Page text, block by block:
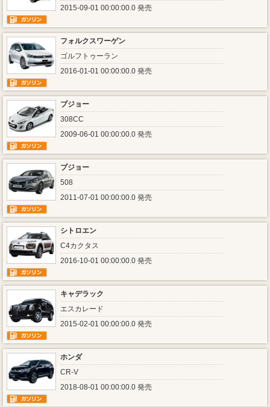
2015-09-01 00:00:00.0 発売
フォルクスワーゲン
ゴルフトゥーラン
2016-01-01 00:00:00.0 発売
プジョー
308CC
2009-06-01 00:00:00.0 発売
プジョー
508
2011-07-01 00:00:00.0 発売
シトロエン
C4カクタス
2016-10-01 00:00:00.0 発売
キャデラック
エスカレード
2015-02-01 00:00:00.0 発売
ホンダ
CR-V
2018-08-01 00:00:00.0 発売